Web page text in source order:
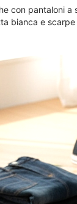
con pantaloni
bianca e